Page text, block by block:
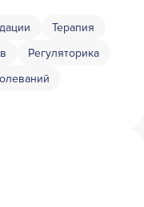
Терапия
Регуляторика